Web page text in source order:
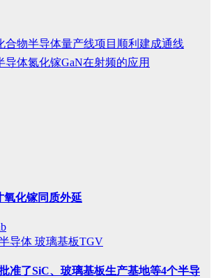
合物半导体量产线项目顺利建成通线
导体氮化镓GaN在射频的应用
氧化镓同质外延
导体 玻璃基板TGV
准了SiC、玻璃基板生产基地等4个半导